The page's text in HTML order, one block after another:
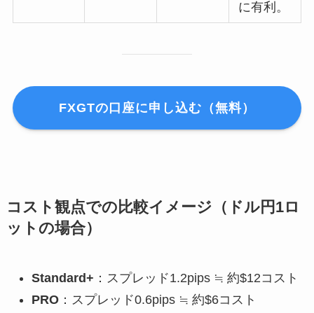
に有利。
FXGTの口座に申し込む（無料）
コスト観点での比較イメージ（ドル円1ロ
ットの場合）
Standard+ ：スプレッド1.2pips ≒ 約$12コスト
PRO：スプレッド0.6pips ≒ 約$6コスト